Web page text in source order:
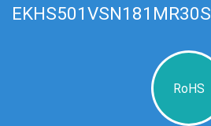
EKHS501VSN181MR30S
RoHS